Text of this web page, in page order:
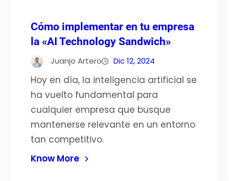
Cómo implementar en tu empresa
la «AI Technology Sandwich»
Juanjo Artero Dic 12, 2024
Hoy en día, la inteligencia artificial se
ha vuelto fundamental para
cualquier empresa que busque
mantenerse relevante en un entorno
tan competitivo.
Know More